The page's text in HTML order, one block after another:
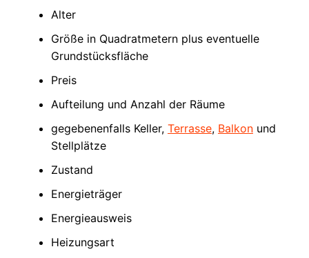
Alter
Größe in Quadratmetern plus eventuelle
Grundstücksfläche
Preis
Aufteilung und Anzahl der Räume
gegebenenfalls Keller, Terrasse, Balkonund
Stellplätze
Zustand
Energieträger
Energieausweis
Heizungsart